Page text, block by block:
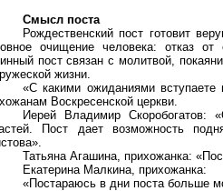
Смысл поста
Рождественский пост готовит
очищение человека: отказ
пост связан с молитвой,
жизни.
«С какими ожиданиями
Воскресенской церкви.
Иерей Владимир Скоробогатов:
Пост дает возможность
Татьяна Агашина, прихожанка:
Екатерина Малкина, прихожанка:
«Постараюсь в дни поста больше